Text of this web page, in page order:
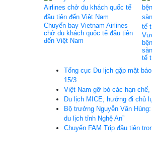
Chuyến bay Vietnam Airlines
chở du khách quốc tế đầu tiên
đến Việt Nam
tế
Tổng cục Du lịch gặp mặt
15/3
Việt Nam gỡ bỏ các hạn
Du lịch MICE, hướng đi chủ
Bộ trưởng Nguyễn Văn
du lịch tỉnh Nghệ An”
Chuyến FAM Trip đầu tiên